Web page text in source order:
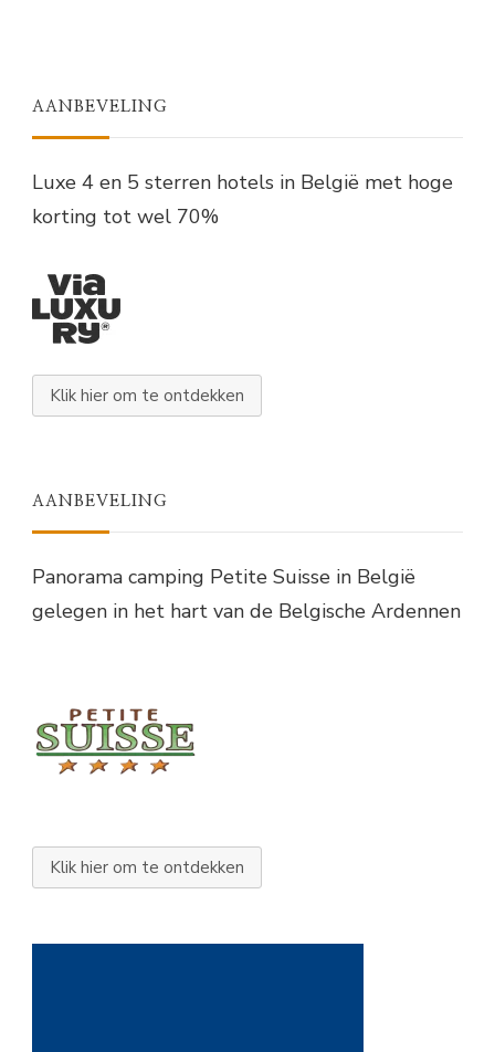
AANBEVELING
Luxe 4 en 5 sterren hotels in België met hoge
korting tot wel 70%
Klik hier om te ontdekken
AANBEVELING
Panorama camping Petite Suisse in België
gelegen in het hart van de Belgische Ardennen
Klik hier om te ontdekken